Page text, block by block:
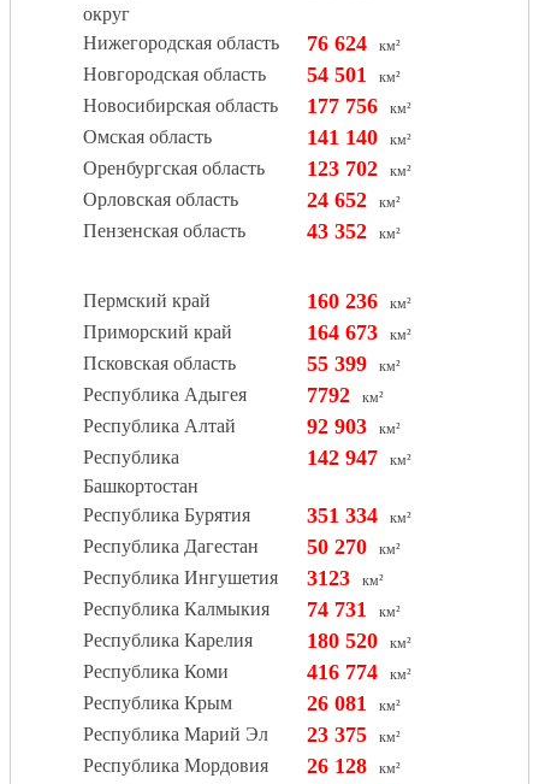
округ
Нижегородская область 76 624 км²
Новгородская область 54 501 км²
Новосибирская область 177 756 км²
Омская область 141 140 км²
Оренбургская область 123 702 км²
Орловская область 24 652 км²
Пензенская область 43 352 км²
Пермский край 160 236 км²
Приморский край 164 673 км²
Псковская область 55 399 км²
Республика Адыгея 7792 км²
Республика Алтай 92 903 км²
Республика
Башкортостан
142 947 км²
Республика Бурятия 351 334 км²
Республика Дагестан 50 270 км²
Республика Ингушетия 3123 км²
Республика Калмыкия 74 731 км²
Республика Карелия 180 520 км²
Республика Коми 416 774 км²
Республика Крым 26 081 км²
Республика Марий Эл 23 375 км²
Республика Мордовия 26 128 км²